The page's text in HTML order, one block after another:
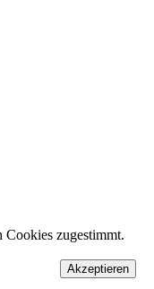
zugestimmt.
Akzeptieren